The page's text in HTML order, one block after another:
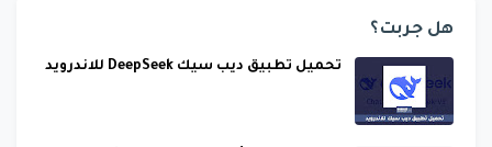
هل جربت؟
تحميل تطبيق ديب سيك DeepSeek للاندرويد